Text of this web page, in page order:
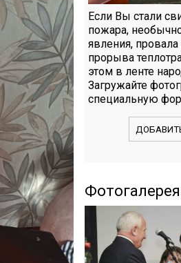
Если Вы стали
пожара,
явления,
прорыва
этом в ленте
Загружайте
специальную
Фотогалерея